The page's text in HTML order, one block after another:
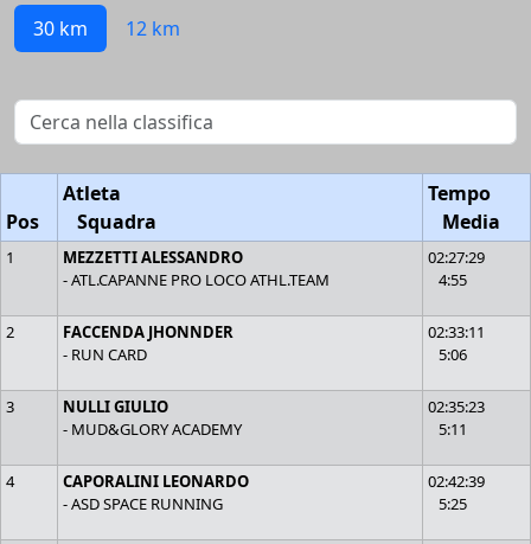
30 km 12 km
Pos
Atleta
Squadra
Tempo
Media
1
MEZZETTI ALESSANDRO
- ATL.CAPANNE PRO LOCO ATHL.TEAM
02:27:29
4:55
2
FACCENDA JHONNDER
- RUN CARD
02:33:11
5:06
3
NULLI GIULIO
- MUD&GLORY ACADEMY
02:35:23
5:11
4
CAPORALINI LEONARDO
- ASD SPACE RUNNING
02:42:39
5:25